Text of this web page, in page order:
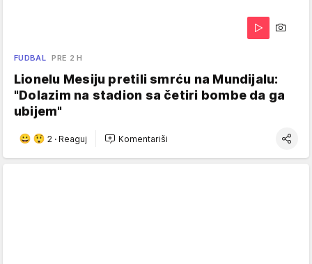
FUDBAL PRE 2 H
Lionelu Mesiju pretili smrću na Mundijalu:
"Dolazim na stadion sa četiri bombe da ga
ubijem"
2 · Reaguj Komentariši